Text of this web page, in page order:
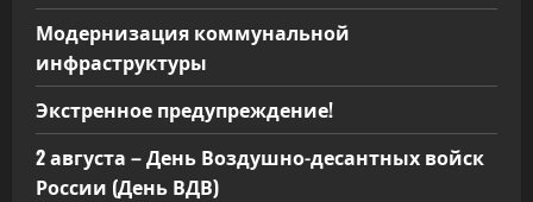
Модернизация коммунальной
инфраструктуры
Экстренное предупреждение!
2 августа – День Воздушно-десантных войск
России (День ВДВ)